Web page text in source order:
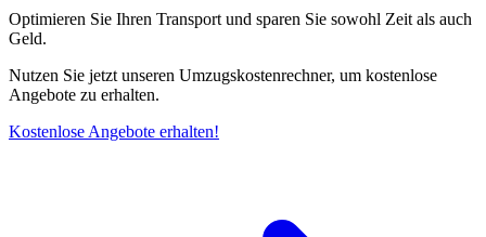
Optimieren Sie Ihren Transport und sparen Sie sowohl Zeit als auch
Geld.
Nutzen Sie jetzt unseren Umzugskostenrechner, um kostenlose
Angebote zu erhalten.
Kostenlose Angebote erhalten!